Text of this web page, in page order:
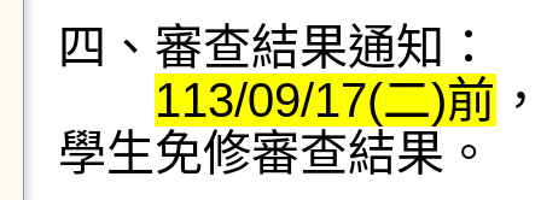
四、審查結果通知：
113/09/17(二)前
學生免修審查結果。